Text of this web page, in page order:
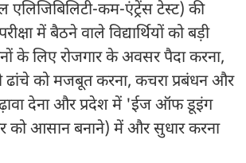
एलिजिबिलिटी-कम-एंट्रेंस टेस्ट) की
में बैठने वाले विद्यार्थियों को बड़ी
के लिए रोजगार के अवसर पैदा करना,
ढांचे को मजबूत करना, कचरा प्रबंधन और
देना और प्रदेश में 'ईज ऑफ डूइंग
को आसान बनाने) में और सुधार करना